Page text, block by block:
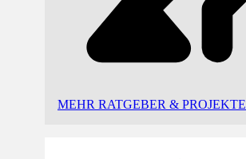
MEHR RATGEBER & PROJEKTE